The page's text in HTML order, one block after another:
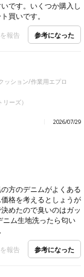
です。いくつか購入し
買いです。
報告 参考になった
ッション/作業用エプロ
ーズ）
2026/07/29
方のデニムがよくある
格を考えるとしょうが
めたので臭いのはガッ
ム生地洗ったら匂い
報告 参考になった